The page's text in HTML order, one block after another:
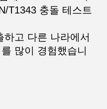
T1343 충돌 테스트
고 다른 나라에서
많이 경험했습니